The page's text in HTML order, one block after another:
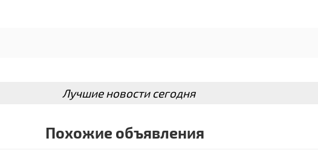
Лучшие новости сегодня
Похожие объявления